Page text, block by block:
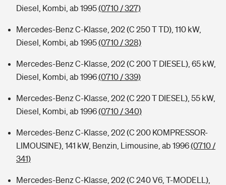
Diesel, Kombi, ab 1995(0710 / 327)
Mercedes-Benz C-Klasse, 202 (C 250 T TD), 110 kW,
Diesel, Kombi, ab 1995(0710 / 328)
Mercedes-Benz C-Klasse, 202 (C 200 T DIESEL), 65 kW,
Diesel, Kombi, ab 1996(0710 / 339)
Mercedes-Benz C-Klasse, 202 (C 220 T DIESEL), 55 kW,
Diesel, Kombi, ab 1996(0710 / 340)
Mercedes-Benz C-Klasse, 202 (C 200 KOMPRESSOR-
LIMOUSINE), 141 kW, Benzin, Limousine, ab 1996(0710 /
341)
Mercedes-Benz C-Klasse, 202 (C 240 V6, T-MODELL),